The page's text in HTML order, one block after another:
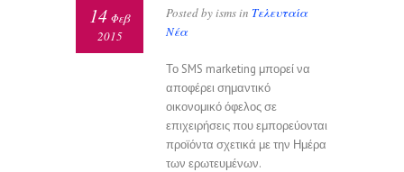
Posted by isms in Τελευταία
Νέα
14 Φεβ
2015
Το SMS marketing μπορεί να
αποφέρει σημαντικό
οικονομικό όφελος σε
επιχειρήσεις που εμπορεύονται
προϊόντα σχετικά με την Ημέρα
των ερωτευμένων.